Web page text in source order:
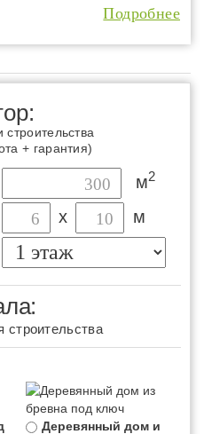
Подробнее
строительства
+ гарантия)
м2
х м
строительства
Деревянный дом из